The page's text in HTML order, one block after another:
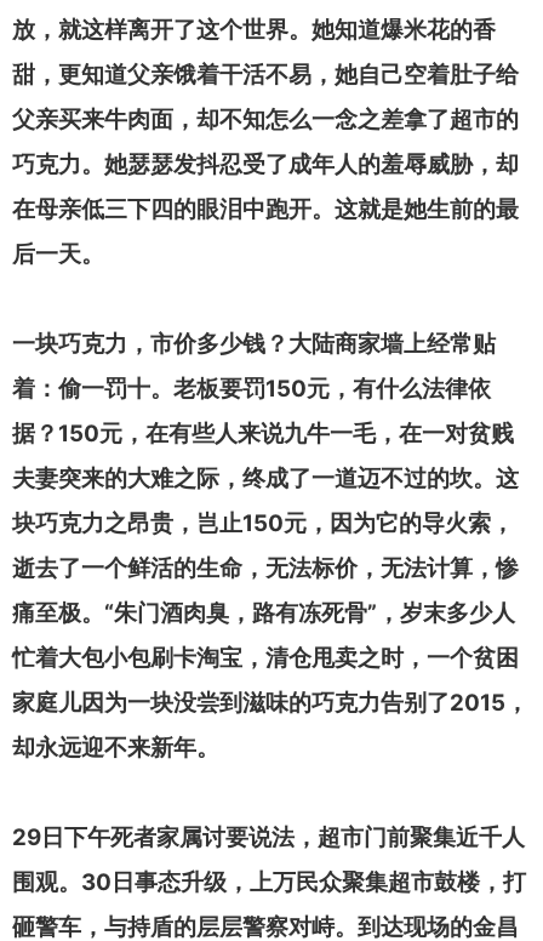
放，就这样离开了这个世界。她知道爆米花的香
甜，更知道父亲饿着干活不易，她自己空着肚子给
父亲买来牛肉面，却不知怎么一念之差拿了超市的
巧克力。她瑟瑟发抖忍受了成年人的羞辱威胁，却
在母亲低三下四的眼泪中跑开。这就是她生前的最
后一天。
一块巧克力，市价多少钱？大陆商家墙上经常贴
着：偷一罚十。老板要罚150元，有什么法律依
据？ 150元，在有些人来说九牛一毛，在一对贫贱
夫妻突来的大难之际，终成了一道迈不过的坎。这
块巧克力之昂贵，岂止150元，因为它的导火索，
逝去了一个鲜活的生命，无法标价，无法计算，惨
痛至极。 “朱门酒肉臭，路有冻死骨” ，岁末多少人
忙着大包小包刷卡淘宝，清仓甩卖之时，一个贫困
家庭儿因为一块没尝到滋味的巧克力告别了2015 ，
却永远迎不来新年。
29 日下午死者家属讨要说法，超市门前聚集近千人
围观。 30 日事态升级，上万民众聚集超市鼓楼，打
砸警车，与持盾的层层警察对峙。到达现场的金昌